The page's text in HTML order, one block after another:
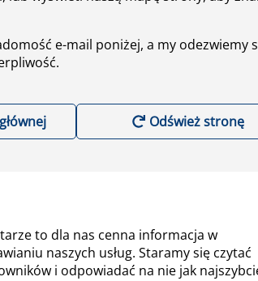
e-mail poniżej, a my odezwiemy
Odśwież stronę
to dla nas cenna informacja w
naszych usług. Staramy się czytać
i odpowiadać na nie jak